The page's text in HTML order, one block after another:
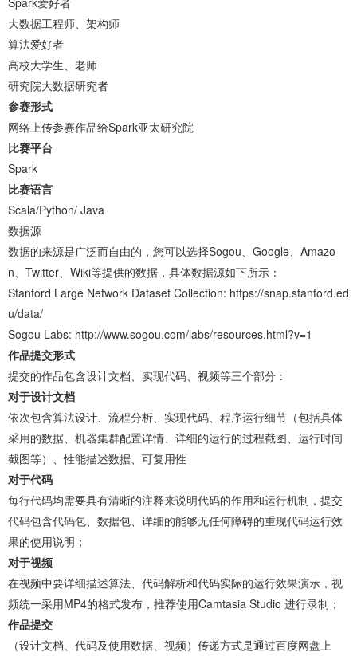
大数据工程师、架构师
算法爱好者
高校大学生、老师
研究院大数据研究者
参赛形式
网络上传参赛作品给Spark亚太研究院
比赛平台
Spark
比赛语言
Scala/Python/ Java
数据源
数据的来源是广泛而自由的，您可以选择Sogou、Google、Amazo
n、Twitter、Wiki等提供的数据，具体数据源如下所示：
Stanford Large Network Dataset Collection: https://snap.stanford.ed
u/data/
Sogou Labs: http://www.sogou.com/labs/resources.html?v=1
作品提交形式
提交的作品包含设计文档、实现代码、视频等三个部分：
对于设计文档
依次包含算法设计、流程分析、实现代码、程序运行细节（包括具体
采用的数据、机器集群配置详情、详细的运行的过程截图、运行时间
截图等）、性能描述数据、可复用性
对于代码
每行代码均需要具有清晰的注释来说明代码的作用和运行机制，提交
代码包含代码包、数据包、详细的能够无任何障碍的重现代码运行效
果的使用说明；
对于视频
在视频中要详细描述算法、代码解析和代码实际的运行效果演示，视
频统一采用MP4的格式发布，推荐使用Camtasia Studio 进行录制；
作品提交
（设计文档、代码及使用数据、视频）传递方式是通过百度网盘上